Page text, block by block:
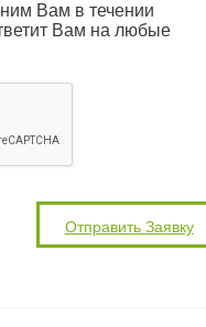
Вам в течении
Вам на любые